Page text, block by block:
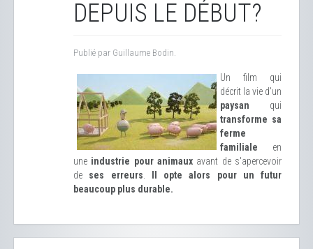
DEPUIS LE DÉBUT?
Publié par Guillaume Bodin.
Un film qui
décrit la vie d'un
paysan qui
transforme sa
ferme
familiale en
une industrie pour animaux avant de s'apercevoir
de ses erreurs
Il opte alors pour un futur
beaucoup plus durable.